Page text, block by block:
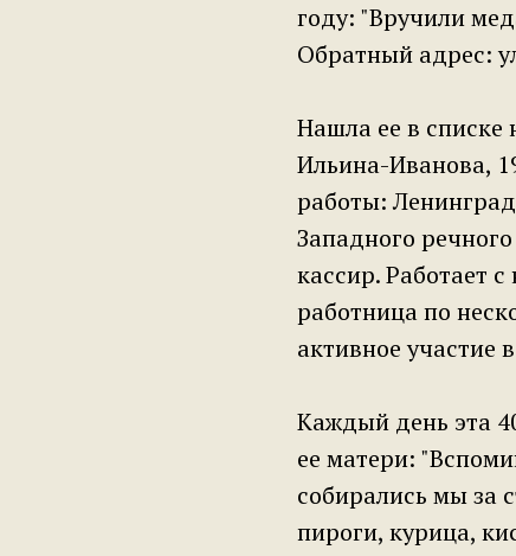
году: "Вручили
Обратный адрес:
Нашла ее в списке
Ильина-Иванова,
работы:
Западного
кассир. Работает
работница по
активное участие
Каждый день эта
ее матери:
собирались мы за
пироги, курица,